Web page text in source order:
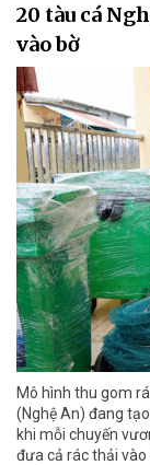
20 tàu cá
vào bờ
Mô hình thu gom
(Nghệ An) đang
khi mỗi chuyến
đưa cả rác thải